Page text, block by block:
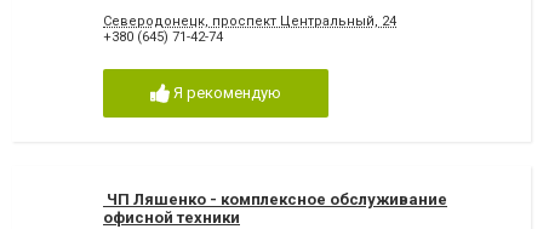
Северодонецк, проспект Центральный, 24
+380 (645) 71-42-74
Я рекомендую
ЧП Ляшенко - комплексное обслуживание
офисной техники